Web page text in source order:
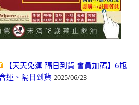
、詢價、零售、批發，看這裡!
01
【天天免運 隔日到貨 會員加碼】6瓶
運、隔日到貨 2025/06/23